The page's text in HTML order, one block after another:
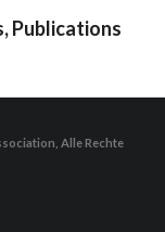
Publications
Alle Rechte